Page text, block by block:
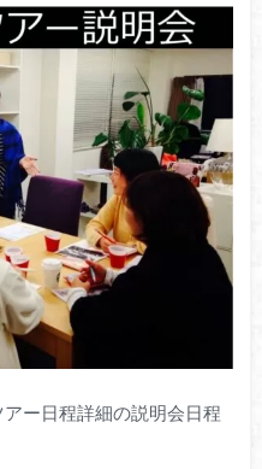
ー日程詳細の説明会日程